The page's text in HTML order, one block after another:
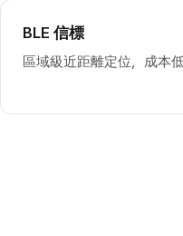
BLE 信標
區域級近距離定位，成本